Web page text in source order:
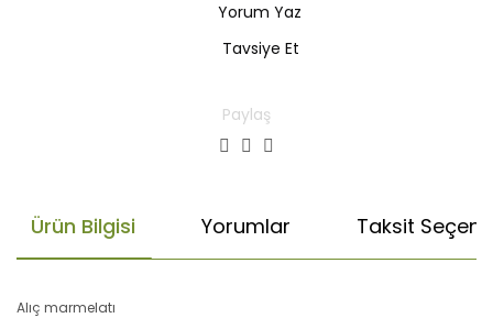
Yorum Yaz
Tavsiye Et
Paylaş
Ürün Bilgisi Yorumlar Taksit
Alıç marmelatı